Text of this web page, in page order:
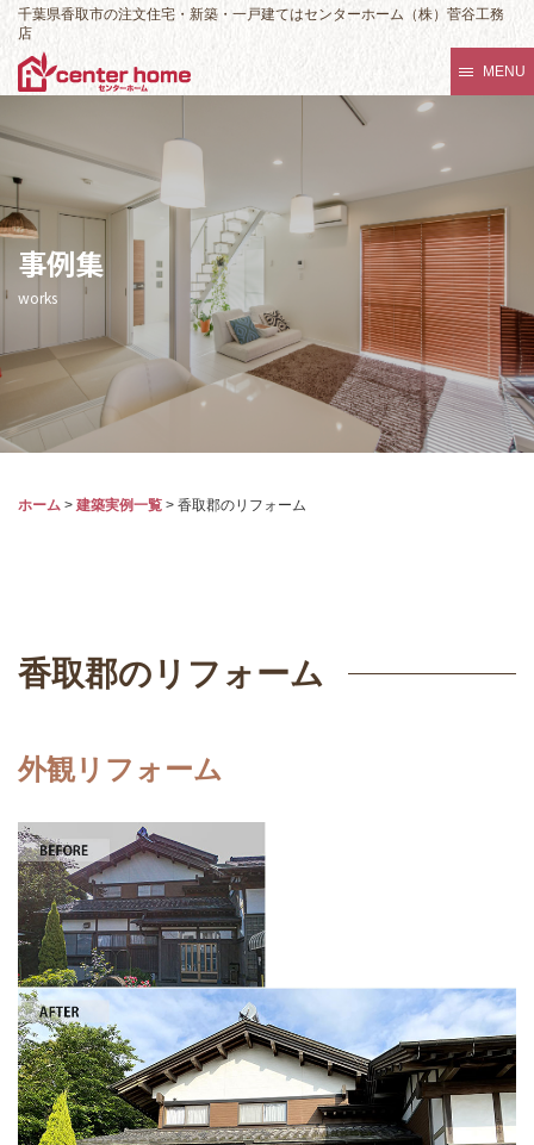
千葉県香取市の注文住宅・新築・一戸建てはセンターホーム（株）菅谷工務
店
MENU
事例集
works
ホーム > 建築実例一覧 > 香取郡のリフォーム
香取郡のリフォーム
外観リフォーム